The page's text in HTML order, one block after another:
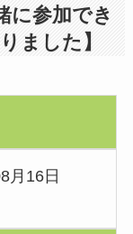
に参加でき
ました】
月16日